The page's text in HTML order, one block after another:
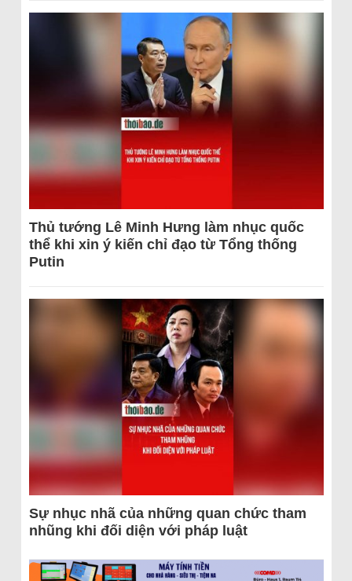
Thủ tướng Lê Minh Hưng làm nhục quốc
thể khi xin ý kiến chỉ đạo từ Tổng thống
Putin
Sự nhục nhã của những quan chức tham
nhũng khi đối diện với pháp luật